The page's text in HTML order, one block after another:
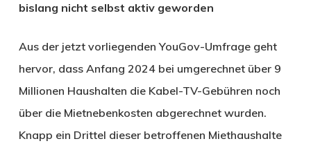
bislang nicht selbst aktiv geworden
Aus der jetzt vorliegenden YouGov-Umfrage geht
hervor, dass Anfang 2024 bei umgerechnet über 9
Millionen Haushalten die Kabel-TV-Gebühren noch
über die Mietnebenkosten abgerechnet wurden.
Knapp ein Drittel dieser betroffenen Miethaushalte